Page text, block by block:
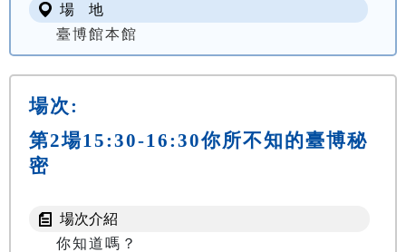
場 地
臺博館本館
場次:
第2場15:30-16:30你所不知的臺博秘
密
場次介紹
你知道嗎？